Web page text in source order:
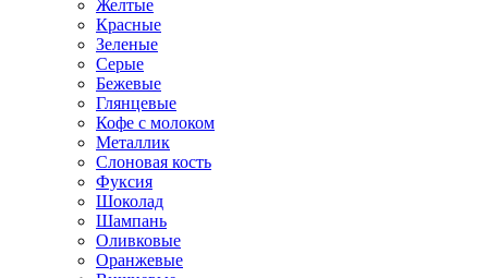
Желтые
Красные
Зеленые
Серые
Бежевые
Глянцевые
Кофе с молоком
Металлик
Слоновая кость
Фуксия
Шоколад
Шампань
Оливковые
Оранжевые